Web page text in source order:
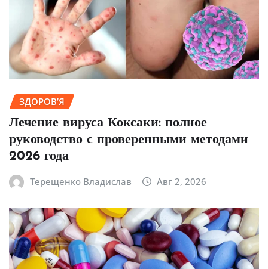
ЗДОРОВ’Я
Лечение вируса Коксаки: полное
руководство с проверенными методами
2026 года
Терещенко Владислав Авг 2, 2026